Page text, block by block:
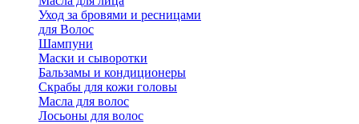
Уход за бровями и ресницами
для Волос
Шампуни
Маски и сыворотки
Бальзамы и кондиционеры
Скрабы для кожи головы
Масла для волос
Лосьоны для волос